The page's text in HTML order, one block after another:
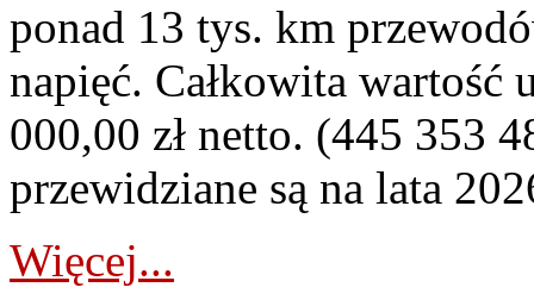
ponad 13 tys. km
napięć. Całkowita
000,00 zł netto. (445 353
przewidziane są na lata
Więcej...